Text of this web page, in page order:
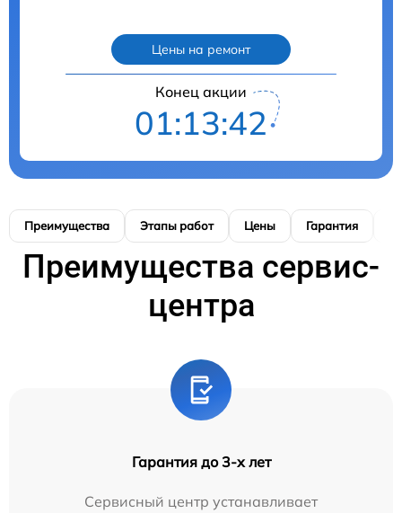
Цены на ремонт
Конец акции
01:13:40
Преимущества Этапы работ Цены Гарантия
Преимущества сервис-
центра
Гарантия до 3-х лет
Сервисный центр устанавливает